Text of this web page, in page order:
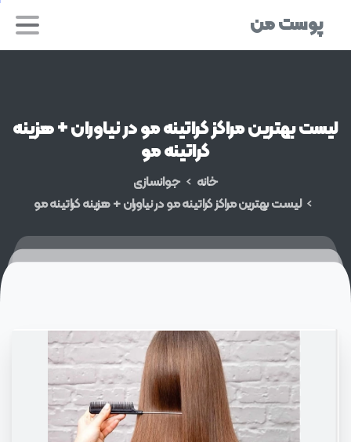
پوست من
لیستبهترینمراکزکراتینهمودرنیاوران+هزینه
کراتینهمو
خانه
جوانسازی
لیست بهترین مراکز کراتینه مو در نیاوران + هزینه کراتینه مو